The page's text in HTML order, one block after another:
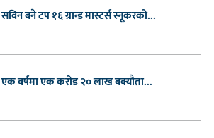
सविन बने टप १६ ग्रान्ड मास्टर्स स्नूकरको...
एक वर्षमा एक करोड २० लाख बक्यौता...